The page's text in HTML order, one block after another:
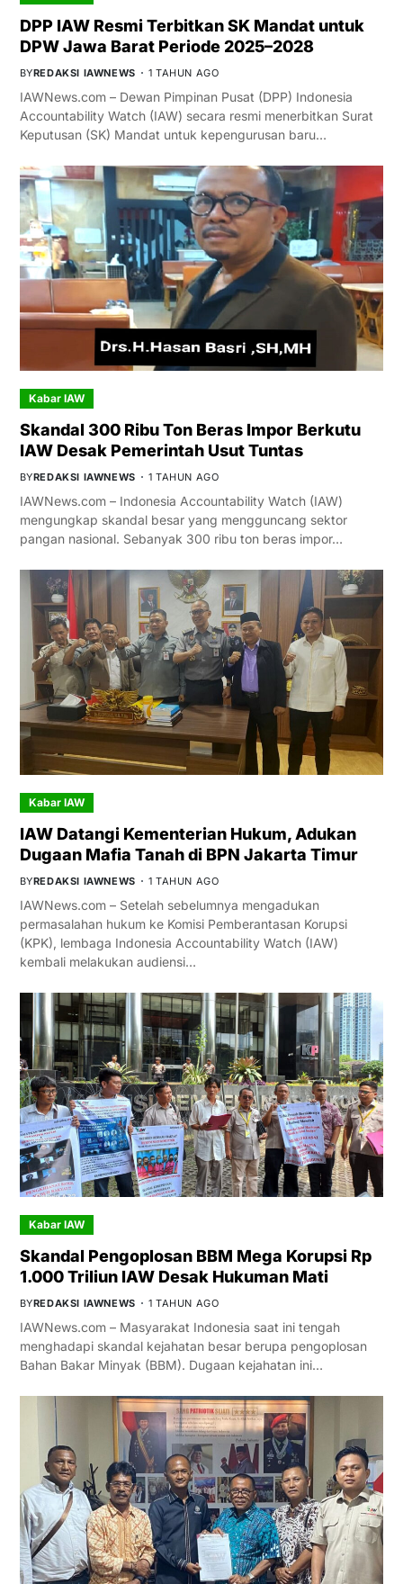
DPP IAW Resmi Terbitkan SK Mandat untuk
DPW Jawa Barat Periode 2025–2028
BYREDAKSI IAWNEWS 1 TAHUN AGO
IAWNews.com – Dewan Pimpinan Pusat (DPP) Indonesia
Accountability Watch (IAW) secara resmi menerbitkan Surat
Keputusan (SK) Mandat untuk kepengurusan baru…
Kabar IAW
Skandal 300 Ribu Ton Beras Impor Berkutu
IAW Desak Pemerintah Usut Tuntas
BYREDAKSI IAWNEWS 1 TAHUN AGO
IAWNews.com – Indonesia Accountability Watch (IAW)
mengungkap skandal besar yang mengguncang sektor
pangan nasional. Sebanyak 300 ribu ton beras impor…
Kabar IAW
IAW Datangi Kementerian Hukum, Adukan
Dugaan Mafia Tanah di BPN Jakarta Timur
BYREDAKSI IAWNEWS 1 TAHUN AGO
IAWNews.com – Setelah sebelumnya mengadukan
permasalahan hukum ke Komisi Pemberantasan Korupsi
(KPK), lembaga Indonesia Accountability Watch (IAW)
kembali melakukan audiensi…
Kabar IAW
Skandal Pengoplosan BBM Mega Korupsi Rp
1.000 Triliun IAW Desak Hukuman Mati
BYREDAKSI IAWNEWS 1 TAHUN AGO
IAWNews.com – Masyarakat Indonesia saat ini tengah
menghadapi skandal kejahatan besar berupa pengoplosan
Bahan Bakar Minyak (BBM). Dugaan kejahatan ini…